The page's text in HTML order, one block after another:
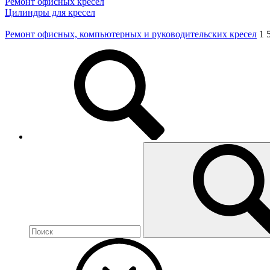
Цилиндры для кресел
Ремонт офисных, компьютерных и руководительских кресел 1